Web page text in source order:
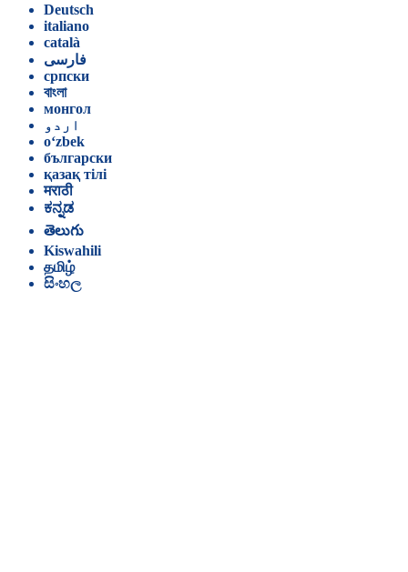
Deutsch
italiano
català
فارسی
српски
বাংলা
монгол
اردو
o‘zbek
български
қазақ тілі
मराठी
ಕನ್ನಡ
తెలుగు
Kiswahili
தமிழ்
සිංහල